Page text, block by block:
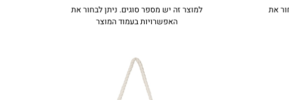
את
למוצר זה יש מספר סוגים. ניתן לבחור את
האפשרויות בעמוד המוצר